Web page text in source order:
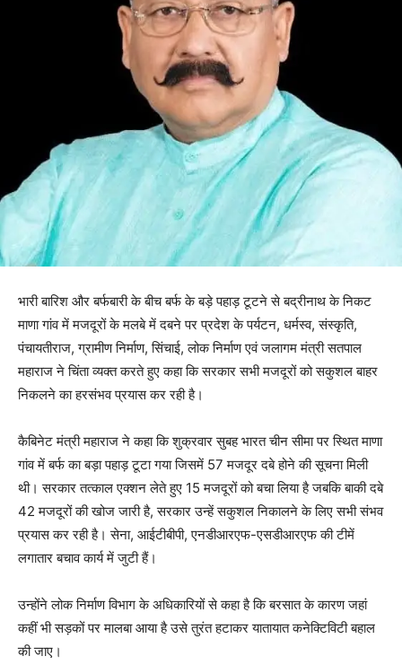
भारी बारिश और बर्फबारी के बीच बर्फ के बड़े पहाड़ टूटने से बद्रीनाथ के निकट
माणा गांव में मजदूरों के मलबे में दबने पर प्रदेश के पर्यटन, धर्मस्व, संस्कृति,
पंचायतीराज, ग्रामीण निर्माण, सिंचाई, लोक निर्माण एवं जलागम मंत्री सतपाल
महाराज ने चिंता व्यक्त करते हुए कहा कि सरकार सभी मजदूरों को सकुशल बाहर
निकलने का हरसंभव प्रयास कर रही है।
कैबिनेट मंत्री महाराज ने कहा कि शुक्रवार सुबह भारत चीन सीमा पर स्थित माणा
गांव में बर्फ का बड़ा पहाड़ टूटा गया जिसमें 57 मजदूर दबे होने की सूचना मिली
थी। सरकार तत्काल एक्शन लेते हुए 15 मजदूरों को बचा लिया है जबकि बाकी दबे
42 मजदूरों की खोज जारी है, सरकार उन्हें सकुशल निकालने के लिए सभी संभव
प्रयास कर रही है। सेना, आईटीबीपी, एनडीआरएफ-एसडीआरएफ की टीमें
लगातार बचाव कार्य में जुटी हैं।
उन्होंने लोक निर्माण विभाग के अधिकारियों से कहा है कि बरसात के कारण जहां
कहीं भी सड़कों पर मालबा आया है उसे तुरंत हटाकर यातायात कनेक्टिविटी बहाल
की जाए।